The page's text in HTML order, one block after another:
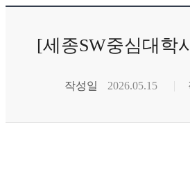
[세종SW중심대학
작성일 2026.05.15